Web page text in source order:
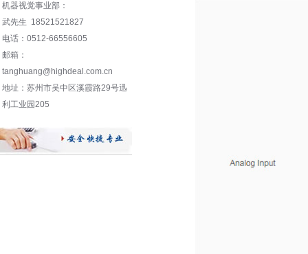
机器视觉事业部：
武先生 18521521827
电话：0512-66556605
邮箱：
tanghuang@highdeal.com.cn
地址：苏州市吴中区溪霞路29号迅
利工业园205